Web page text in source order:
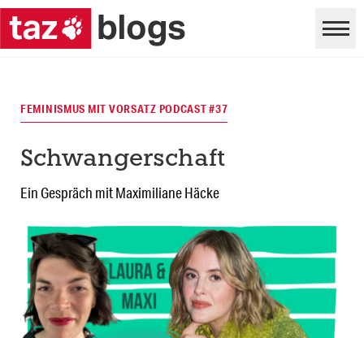
FEMINISMUS MIT VORSATZ PODCAST #37
Schwangerschaft
Ein Gespräch mit Maximiliane Häcke